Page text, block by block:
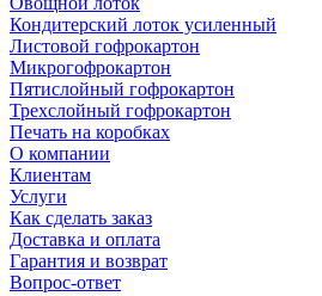
Кондитерский лоток усиленный
Листовой гофрокартон
Микрогофрокартон
Пятислойный гофрокартон
Трехслойный гофрокартон
Печать на коробках
О компании
Клиентам
Услуги
Как сделать заказ
Доставка и оплата
Гарантия и возврат
Вопрос-ответ